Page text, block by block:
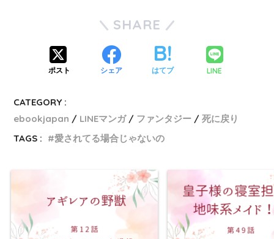
SHARE
ポスト シェア はてブ LINE
CATEGORY :
ebookjapan
LINEマンガ ファンタジー
死に戻り
TAGS :
愛されてる場合じゃないの